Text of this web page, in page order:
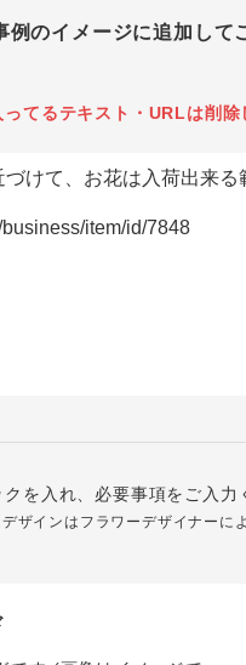
例のイメージに追加して
てるテキスト・URLは削除
を入れ、必要事項をご入力
ザインはフラワーデザイナーに